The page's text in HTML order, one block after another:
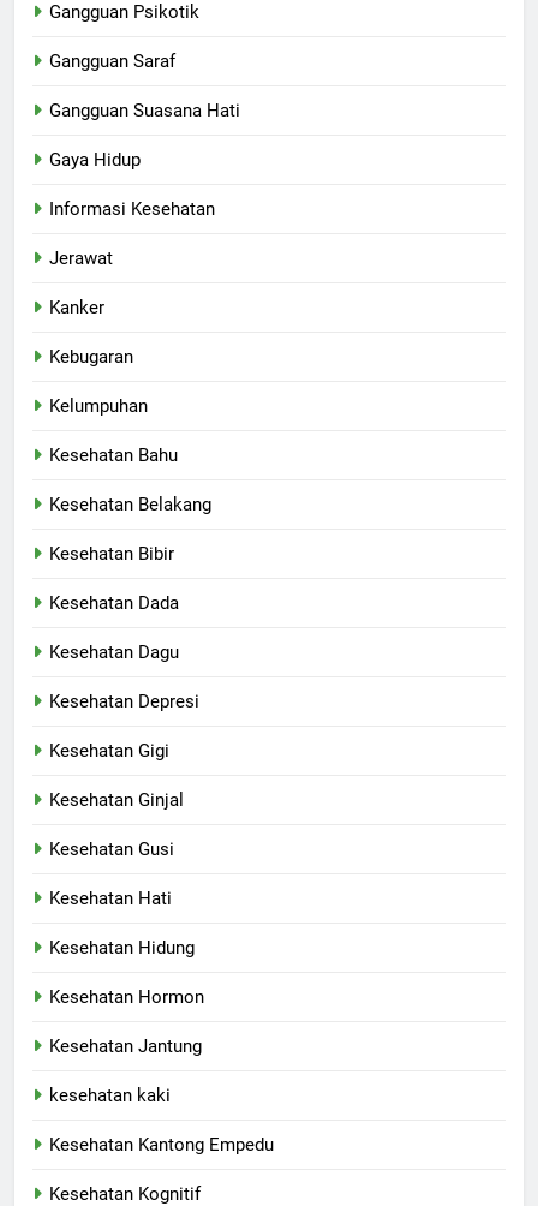
Gangguan Psikotik
Gangguan Saraf
Gangguan Suasana Hati
Gaya Hidup
Informasi Kesehatan
Jerawat
Kanker
Kebugaran
Kelumpuhan
Kesehatan Bahu
Kesehatan Belakang
Kesehatan Bibir
Kesehatan Dada
Kesehatan Dagu
Kesehatan Depresi
Kesehatan Gigi
Kesehatan Ginjal
Kesehatan Gusi
Kesehatan Hati
Kesehatan Hidung
Kesehatan Hormon
Kesehatan Jantung
kesehatan kaki
Kesehatan Kantong Empedu
Kesehatan Kognitif